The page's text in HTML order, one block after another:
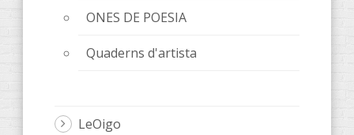
ONES DE POESIA
Quaderns d'artista
LeOigo